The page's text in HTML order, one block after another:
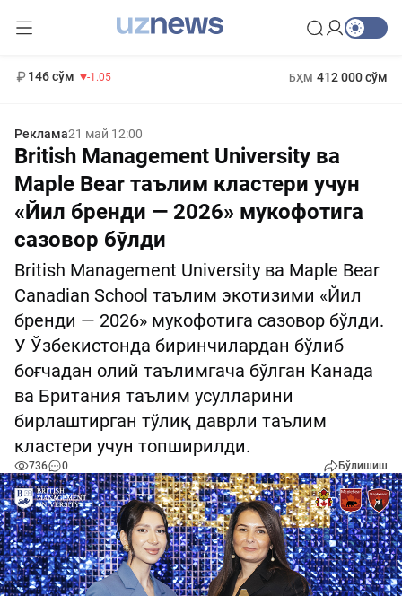
11 887 сўм -55.49 МҲТЭКМ 1 271 000 сўм
Реклама21 май 12:00
British Management University ва
Maple Bear таълим кластери учун
«Йил бренди — 2026» мукофотига
сазовор бўлди
British Management University ва Maple Bear
Canadian School таълим экотизими «Йил
бренди — 2026» мукофотига сазовор бўлди.
У Ўзбекистонда биринчилардан бўлиб
боғчадан олий таълимгача бўлган Канада
ва Британия таълим усулларини
бирлаштирган тўлиқ даврли таълим
кластери учун топширилди.
736 0 Бўлишиш